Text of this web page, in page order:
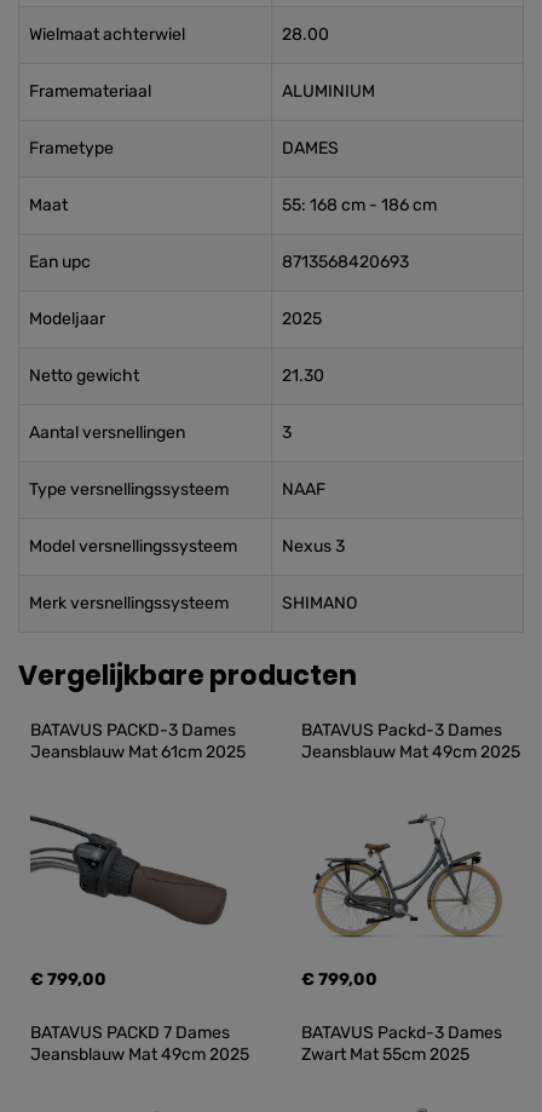
Wielmaat achterwiel 28.00
Framemateriaal ALUMINIUM
Frametype DAMES
Maat 55: 168 cm - 186 cm
Ean upc 8713568420693
Modeljaar 2025
Netto gewicht 21.30
Aantal versnellingen 3
Type versnellingssysteem NAAF
Model versnellingssysteem Nexus 3
Merk versnellingssysteem SHIMANO
Vergelijkbare producten
BATAVUS PACKD-3 Dames
Jeansblauw Mat 61cm 2025
€ 799,00
BATAVUS Packd-3 Dames
Jeansblauw Mat 49cm 2025
€ 799,00
BATAVUS PACKD 7 Dames
Jeansblauw Mat 49cm 2025
BATAVUS Packd-3 Dames
Zwart Mat 55cm 2025